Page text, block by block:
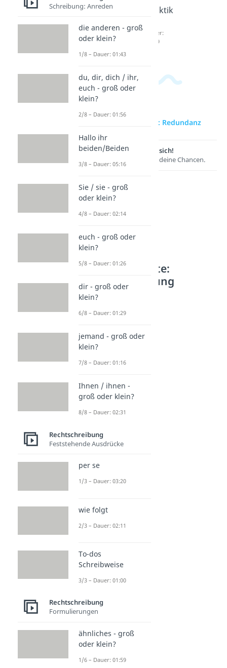
Dauer:
01:53
Praktik
Dauer:
03:29
zur Videoseite: Redundanz
Lernen lohnt sich!
Entdecke hier deine Chancen.
Weitere Inhalte:
Rechtschreibung
Fremdwörter
Dauer: 04:59
Dauer: 02:51
autark
Dauer: 02:32
devot
Dauer: 02:23
eloquent
Redundanz
Dauer: 03:53
Schreibung: Anreden
die anderen - groß
oder klein?
1/8 – Dauer: 01:43
du, dir, dich / ihr,
euch - groß oder
klein?
2/8 – Dauer: 01:56
Hallo ihr
beiden/Beiden
3/8 – Dauer: 05:16
Sie / sie - groß
oder klein?
4/8 – Dauer: 02:14
euch - groß oder
klein?
5/8 – Dauer: 01:26
dir - groß oder
klein?
6/8 – Dauer: 01:29
jemand - groß oder
klein?
7/8 – Dauer: 01:16
Ihnen / ihnen -
groß oder klein?
8/8 – Dauer: 02:31
Rechtschreibung
Feststehende Ausdrücke
per se
1/3 – Dauer: 03:20
wie folgt
2/3 – Dauer: 02:11
To-dos
Schreibweise
3/3 – Dauer: 01:00
Rechtschreibung
Formulierungen
ähnliches - groß
oder klein?
1/6 – Dauer: 01:59